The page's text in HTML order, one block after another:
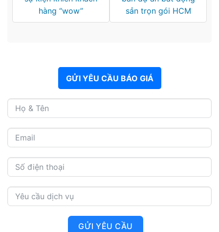
GỬI YÊU CẦU BÁO GIÁ
GỬI YÊU CẦU
hàng “wow”
sản trọn gói HCM